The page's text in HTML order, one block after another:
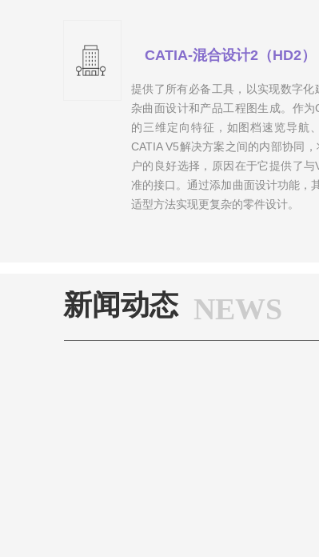
新闻动态 NEWS
CATIA-混合设计2（HD2）
提供了所有必备工具，以实现数字
杂曲面设计和产品工程图生成。作
的三维定向特征，如图档速览导航
CATIA V5解决方案之间的内部协同
户的良好选择，原因在于它提供了
准的接口。通过添加曲面设计功能，
适型方法实现更复杂的零件设计。